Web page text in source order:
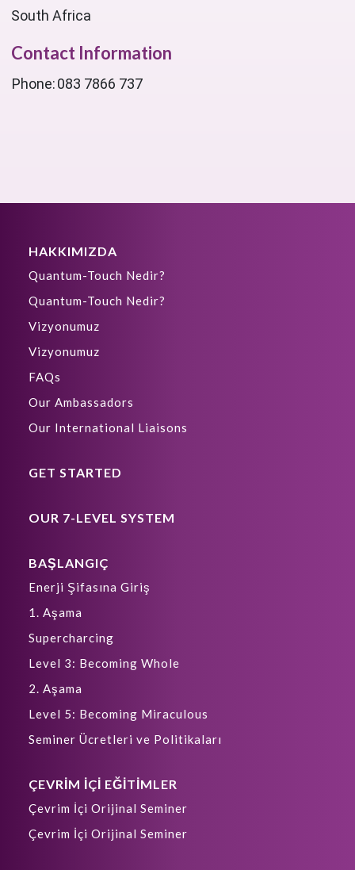
South Africa
Contact Information
Phone:083 7866 737
HAKKIMIZDA
Quantum-Touch Nedir?
Quantum-Touch Nedir?
Vizyonumuz
Vizyonumuz
FAQs
Our Ambassadors
Our International Liaisons
GET STARTED
OUR 7-LEVEL SYSTEM
BAŞLANGIÇ
Enerji Şifasına Giriş
1. Aşama
Supercharcing
Level 3: Becoming Whole
2. Aşama
Level 5: Becoming Miraculous
Seminer Ücretleri ve Politikaları
ÇEVRİM İÇİ EĞİTİMLER
Çevrim İçi Orijinal Seminer
Çevrim İçi Orijinal Seminer